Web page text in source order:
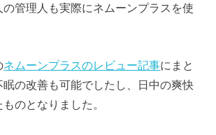
管理人も実際にネムーンプラスを使
ネムーンプラスのレビュー記事にまと
の改善も可能でしたし、日中の爽快
のとなりました。